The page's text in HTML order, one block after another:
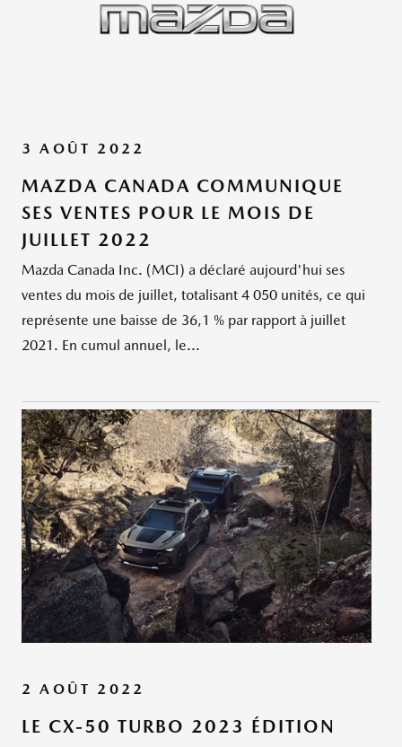
3 AOÛT 2022
MAZDA CANADA COMMUNIQUE
SES VENTES POUR LE MOIS DE
JUILLET 2022
Mazda Canada Inc. (MCI) a déclaré aujourd'hui ses
ventes du mois de juillet, totalisant 4 050 unités, ce qui
représente une baisse de 36,1 % par rapport à juillet
2021. En cumul annuel, le...
2 AOÛT 2022
LE CX-50 TURBO 2023 ÉDITION